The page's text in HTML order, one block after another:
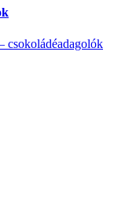
csokoládéadagolók